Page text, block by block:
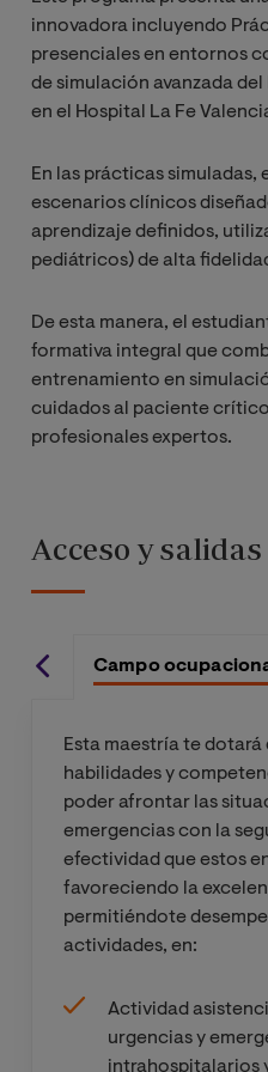
hospitalarias
en el paciente
pediátrico
de la
investigación
Emergencias
extrahospitala
rias
Cuidados
dependientes
avanzadas de
Urgencias y
Emergencias.
Tecnología y
divulgación
sanitaria
Prácticas
Externas I
Prácticas
Externas II
innovadora incluyendo
presenciales en entornos
de simulación avanzada
en el Hospital La Fe
En las prácticas
escenarios clínicos
aprendizaje definidos,
pediátricos) de alta
De esta manera, el
formativa integral que
entrenamiento en
cuidados al paciente
profesionales expertos.
Acceso y
Campo
Esta maestría te
habilidades y
poder afrontar las
emergencias con la
efectividad que estos
favoreciendo la
permitiéndote
actividades, en:
Actividad
urgencias y
intrahospitalarios